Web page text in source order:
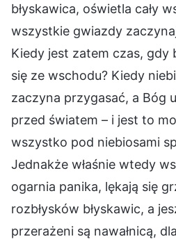
błyskawica, oświetla cały
wszystkie gwiazdy
Kiedy jest zatem czas, gdy
się ze wschodu? Kiedy
zaczyna przygasać, a Bóg
przed światem – i jest to
wszystko pod niebiosami
Jednakże właśnie wtedy
ogarnia panika, lękają się
rozbłysków błyskawic, a
przerażeni są nawałnicą,